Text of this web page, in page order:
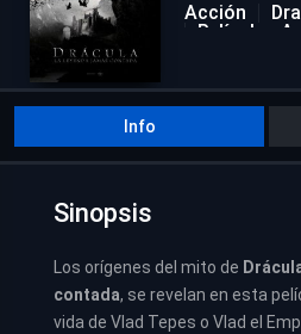
Acción
Películas
Info
Sinopsis
Los orígenes del mito de
contada, se revelan en esta
vida de Vlad Tepes o Vlad el